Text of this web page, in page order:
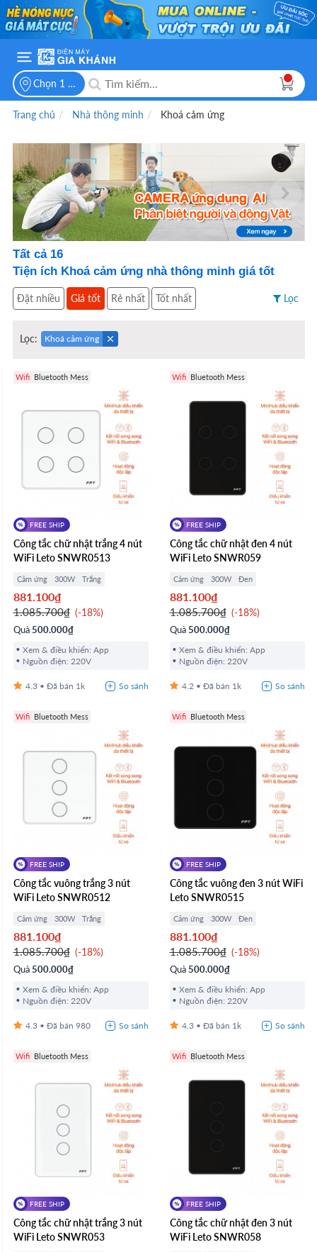
Chọn 1 vị trí để xem giá bán
Trang chủ Nhà thông minh Khoá cảm ứng
Tất cả 16
Tiện ích Khoá cảm ứng nhà thông minh giá tốt
Đặt nhiều Giá tốt Rẻ nhất Tốt nhất Lọc
Lọc: Khoá cảm ứng
Wifi Bluetooth Mess
FREE SHIP
Công tắc chữ nhật trắng 4 nút
WiFi Leto SNWR0513
Cảm ứng 300W Trắng
881.100₫
1.085.700₫ -18%
Quà 500.000₫
Xem & điều khiển: App
Nguồn điện: 220V
4.3 1k
Wifi Bluetooth Mess
FREE SHIP
Công tắc chữ nhật đen 4 nút
WiFi Leto SNWR059
Cảm ứng 300W Đen
881.100₫
1.085.700₫ -18%
Quà 500.000₫
Xem & điều khiển: App
Nguồn điện: 220V
4.2 1k
Wifi Bluetooth Mess
FREE SHIP
Công tắc vuông trắng 3 nút
WiFi Leto SNWR0512
Cảm ứng 300W Trắng
881.100₫
1.085.700₫ -18%
Quà 500.000₫
Xem & điều khiển: App
Nguồn điện: 220V
4.3 980
Wifi Bluetooth Mess
FREE SHIP
Công tắc vuông đen 3 nút WiFi
Leto SNWR0515
Cảm ứng 300W Đen
881.100₫
1.085.700₫ -18%
Quà 500.000₫
Xem & điều khiển: App
Nguồn điện: 220V
4.3 1k
Wifi Bluetooth Mess
FREE SHIP
Công tắc chữ nhật trắng 3 nút
WiFi Leto SNWR053
Wifi Bluetooth Mess
FREE SHIP
Công tắc chữ nhật đen 3 nút
WiFi Leto SNWR058